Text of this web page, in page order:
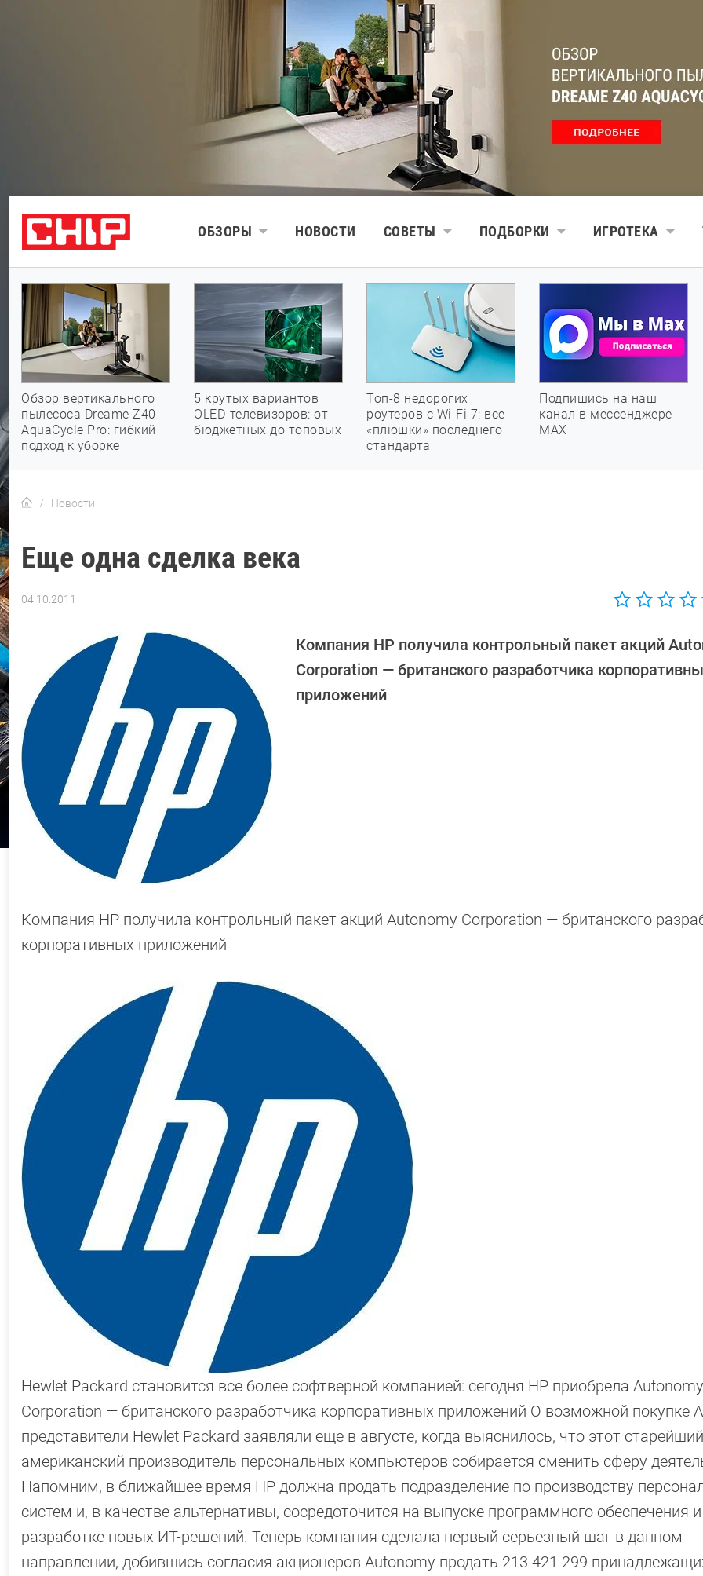
ОБЗОРЫ НОВОСТИ СОВЕТЫ ПОДБОРКИ ИГРОТЕКА
Обзор вертикального
пылесоса Dreame Z40
AquaCycle Pro: гибкий
подход к уборке
5 крутых вариантов
OLED-телевизоров: от
бюджетных до топовых
Топ-8 недорогих
роутеров с Wi-Fi 7: все
«плюшки» последнего
стандарта
Подпишись на наш
канал в мессенджере
МАХ
Новости
Еще одна сделка века
04.10.2011
Компания HP получила контрольный пакет акций
Corporation — британского разработчика
приложений
Компания HP получила контрольный пакет акций Autonomy Corporation — британского
корпоративных приложений
Hewlet Packard становится все более софтверной компанией: сегодня HP приобрела Autonomy
Corporation — британского разработчика корпоративных приложений О возможной покупке
представители Hewlet Packard заявляли еще в августе, когда выяснилось, что этот старейший
американский производитель персональных компьютеров собирается сменить сферу
Напомним, в ближайшее время HP должна продать подразделение по производству
систем и, в качестве альтернативы, сосредоточится на выпуске программного обеспечения и
разработке новых ИТ-решений. Теперь компания сделала первый серьезный шаг в данном
направлении, добившись согласия акционеров Autonomy продать 213 421 299